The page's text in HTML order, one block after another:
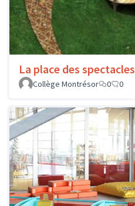
La place des spectacles
Collège Montrésor
0 0